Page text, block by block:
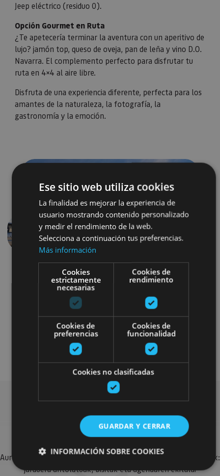
Jeep eléctrico (residuo 0).
Opción Gourmet en Ruta
¿Te apetecería terminar la aventura con un aperitivo de
lujo? jamón top, queso de oveja, pan de leña y vino D.O.
Navarra. El complemento perfecto para disfrutar tu
ruta en 4×4 al aire libre.
Disfruta de una experiencia diferente, perfecta para los
amantes de la naturaleza, la fotografía, la
gastronomía y la emoción.
Aurrekoa
4x4 / autoa Visitas guiadas
Gastronomía Enoturismo
Bilatu plan gehiago
Aurkitu zure bidaia Nafarroan osatzeko planak eta iradokizunak:
jarduera antolatuak, bisitak eta agendaren ekitaldi
Ese sitio web utiliza cookies
La finalidad es mejorar la experiencia de
usuario mostrando contenido personalizado
y medir el rendimiento de la web.
Selecciona a continuación tus preferencias.
Más información
Cookies
estrictamente
necesarias
Cookies de
rendimiento
Cookies de
preferencias
Cookies de
funcionalidad
Cookies no clasificadas
GUARDAR Y CERRAR
INFORMACIÓN SOBRE COOKIES